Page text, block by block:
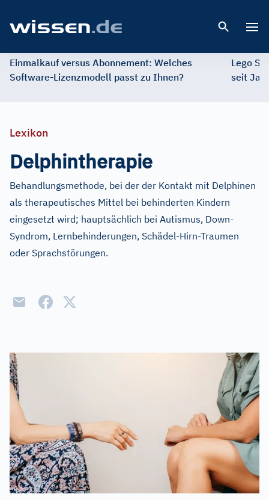
Einmalkauf versus Abonnement: Welches
Software-Lizenzmodell passt zu Ihnen?
Lego
seit
Lexikon
Delphintherapie
Behandlungsmethode, bei der der Kontakt mit Delphinen
als therapeutisches Mittel bei behinderten Kindern
eingesetzt wird; hauptsächlich bei Autismus, Down-
Syndrom, Lernbehinderungen, Schädel-Hirn-Traumen
oder Sprachstörungen.